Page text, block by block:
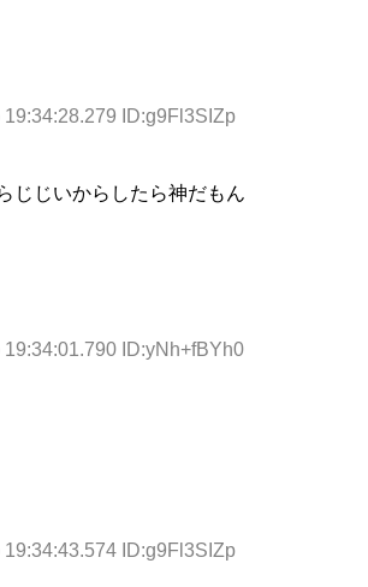
19:34:28.279 ID:g9Fl3SIZp
じじいからしたら神だもん
ID:yNh+fBYh0
19:34:43.574 ID:g9Fl3SIZp